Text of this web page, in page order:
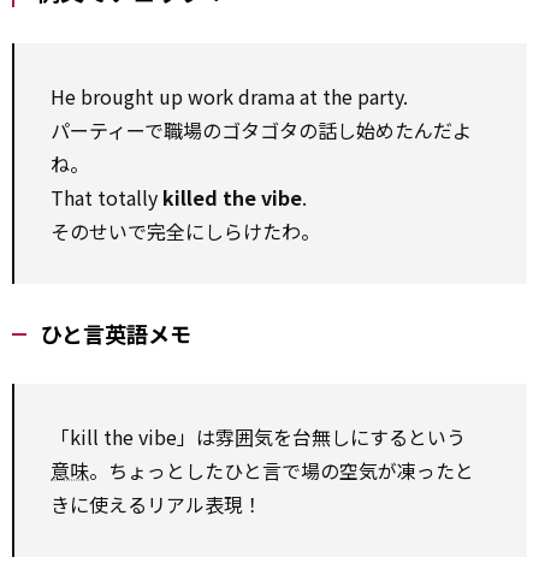
He brought up work drama at the party.
パーティーで職場のゴタゴタの話し始めたんだよ
ね。
That totally killed the vibe.
そのせいで完全にしらけたわ。
ひと言英語メモ
「kill the vibe」は雰囲気を台無しにするという
意味。ちょっとしたひと言で場の空気が凍ったと
きに使えるリアル表現！